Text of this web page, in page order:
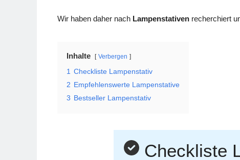
Wir haben daher nach Lampenstativen recherchiert
Inhalte Verbergen
1
Checkliste Lampenstativ
2 Empfehlenswerte Lampenstative
3 Bestseller Lampenstativ
Checkliste